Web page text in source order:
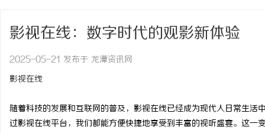
影视在线：数字时代的观影新体验
2025-05-21 发布于 龙潭资讯网
影视在线
随着科技的发展和互联网的普及，影视在线已经成为现代人日常生
过影视在线平台，我们都能方便快捷地享受到丰富的视听盛宴。这